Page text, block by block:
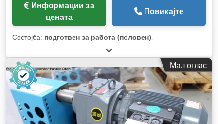
цената
Повикајте
Состојба: подготвен за работа (половен),
Мал оглас